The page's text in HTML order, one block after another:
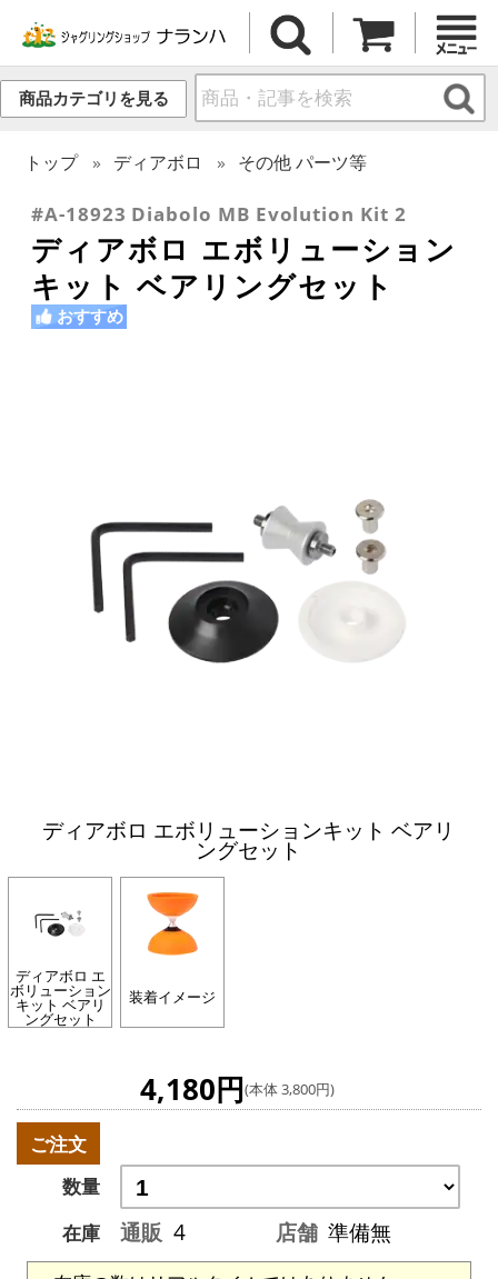
商品カテゴリを見る
トップ ディアボロ その他 パーツ等
#A-18923 Diabolo MB Evolution Kit 2
ディアボロ エボリューション
キット ベアリングセット
おすすめ
ディアボロ エボリューションキット ベアリ
ングセット
ディアボロ エ
ボリューション
キット ベアリ
ングセット
装着イメージ
4,180円(本体 3,800円)
ご注文
数量
在庫
通販 4 店舗 準備無